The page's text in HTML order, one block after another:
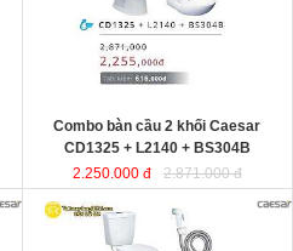
Combo bàn cầu 2 khối Caesar
CD1325 + L2140 + BS304B
2.250.000 đ
2.871.000 đ